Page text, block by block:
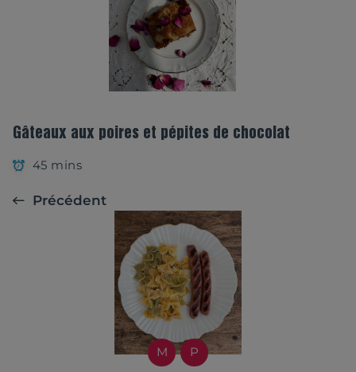
Gâteaux aux poires et pépites de chocolat
45 mins
Précédent
M P